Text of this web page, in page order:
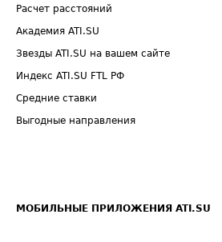
Расчет расстояний
Академия ATI.SU
Звезды ATI.SU на вашем сайте
Индекс ATI.SU FTL РФ
Средние ставки
Выгодные направления
МОБИЛЬНЫЕ ПРИЛОЖЕНИЯ ATI.SU